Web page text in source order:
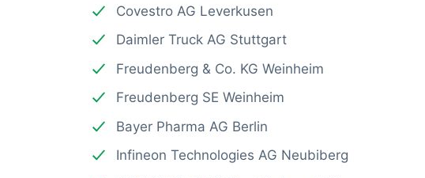
Covestro AG Leverkusen
Daimler Truck AG Stuttgart
Freudenberg & Co. KG Weinheim
Freudenberg SE Weinheim
Bayer Pharma AG Berlin
Infineon Technologies AG Neubiberg